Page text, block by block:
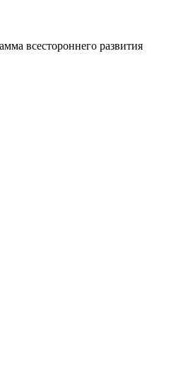
всестороннего развития